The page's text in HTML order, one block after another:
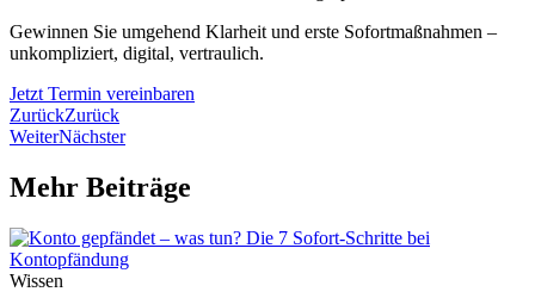
Gewinnen Sie umgehend Klarheit und erste Sofortmaßnahmen –
unkompliziert, digital, vertraulich.
Jetzt Termin vereinbaren
ZurückZurück
WeiterNächster
Mehr Beiträge
Wissen